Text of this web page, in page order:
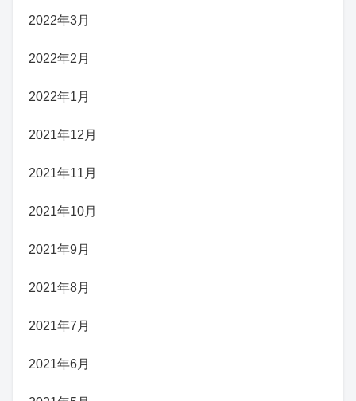
2022年3月
2022年2月
2022年1月
2021年12月
2021年11月
2021年10月
2021年9月
2021年8月
2021年7月
2021年6月